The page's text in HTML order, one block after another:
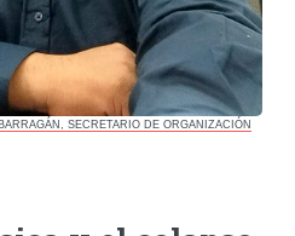
SECRETARIO DE ORGANIZACIÓN